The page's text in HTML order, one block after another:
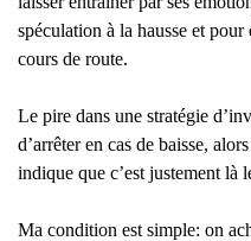
spéculation à la hausse et pour
cours de route.
Le pire dans une stratégie
d’arrêter en cas de baisse,
indique que c’est justement là
Ma condition est simple: on